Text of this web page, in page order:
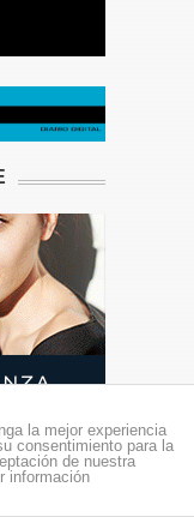
la mejor experiencia
consentimiento para la
de nuestra
información